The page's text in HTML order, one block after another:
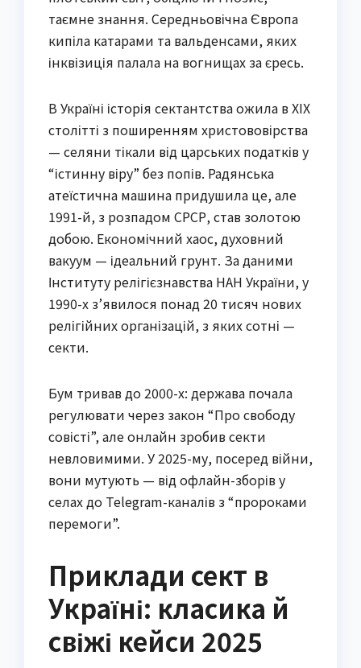
таємне знання. Середньовічна Європа
кипіла катарами та вальденсами, яких
інквізиція палала на вогнищах за єресь.
В Україні історія сектантства ожила в XIX
столітті з поширенням христововірства
— селяни тікали від царських податків у
“істинну віру” без попів. Радянська
атеїстична машина придушила це, але
1991-й, з розпадом СРСР, став золотою
добою. Економічний хаос, духовний
вакуум — ідеальний грунт. За даними
Інституту релігієзнавства НАН України, у
1990-х з’явилося понад 20 тисяч нових
релігійних організацій, з яких сотні —
секти.
Бум тривав до 2000-х: держава почала
регулювати через закон “Про свободу
совісті”, але онлайн зробив секти
невловимими. У 2025-му, посеред війни,
вони мутують — від офлайн-зборів у
селах до Telegram-каналів з “пророками
перемоги”.
Приклади сект в
Україні: класика й
свіжі кейси 2025